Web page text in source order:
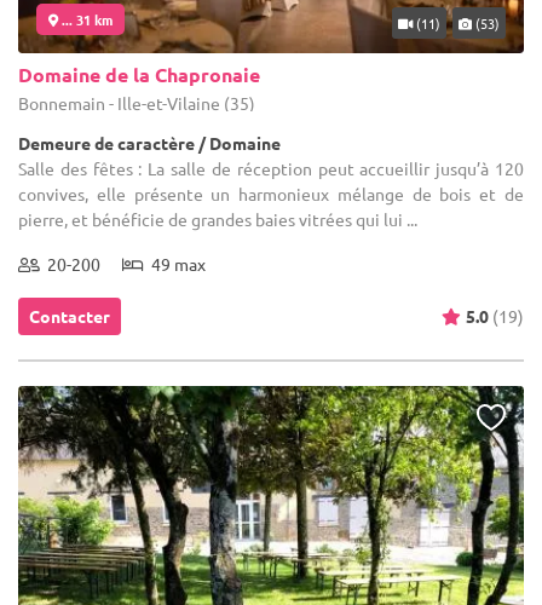
... 31 km (11) (53)
Domaine de la Chapronaie
Bonnemain - Ille-et-Vilaine (35)
Demeure de caractère / Domaine
Salle des fêtes : La salle de réception peut accueillir jusqu’à 120
convives, elle présente un harmonieux mélange de bois et de
pierre, et bénéficie de grandes baies vitrées qui lui ...
20-200 49 max
Contacter 5.0 (19)